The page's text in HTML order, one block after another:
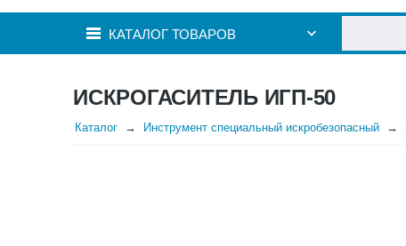
КАТАЛОГ ТОВАРОВ
ИСКРОГАСИТЕЛЬ ИГП-50
Каталог Инструмент специальный искробезопасный